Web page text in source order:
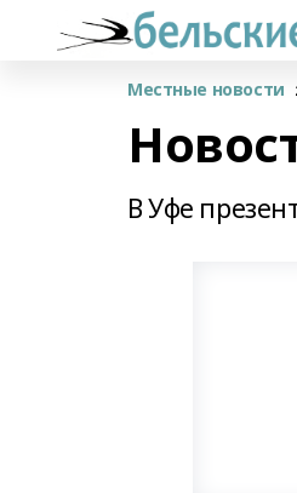
Местные новости
В Уфе